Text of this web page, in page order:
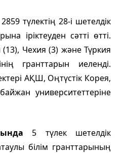
2859 түлектің 28-і шетелдік
іріктеуден сәтті өтті.
Чехия (3) және Түркия
гранттарын иеленді.
АҚШ, Оңтүстік Корея,
университеттеріне
5 түлек шетелдік
білім гранттарының